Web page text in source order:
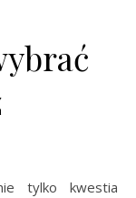
tylko kwestia